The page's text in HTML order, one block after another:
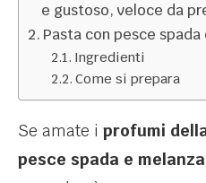
e gustoso, veloce da
Pasta con pesce spada
Ingredienti
Come si prepara
Se amate i profumi
pesce spada e